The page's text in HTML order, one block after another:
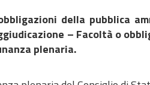
della pubblica
– Facoltà o
plenaria.